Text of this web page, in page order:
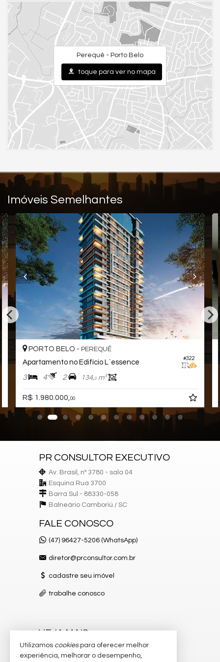
Piso Porcelanato
Acabamento em Gesso
Características do Empreendimento
Sala de Jogos
Salão de Festas
Piscina
Espaço Fitness
Deck Molhado
Solarium
Perequê - Porto Belo
toque para ver no mapa
Imóveis Semelhantes
#322
PORTO BELO - PEREQUÊ
Apartamento no Edifício L`essence
3 4 2 134,0m²
R$ 1.980.000, 00
PR CONSULTOR EXECUTIVO
Av. Brasil, nº 3780 - sala 04
Esquina Rua 3700
Barra Sul - 88330-058
Balneário Camboriú / SC
FALE CONOSCO
(47) 96427-5206 (WhatsApp)
diretor@prconsultor.com.br
cadastre seu imóvel
trabalhe conosco
VEJA MAIS
receba nosso newsletter
Utilizamos cookiespara oferecer melhor
experiência, melhorar o desempenho,